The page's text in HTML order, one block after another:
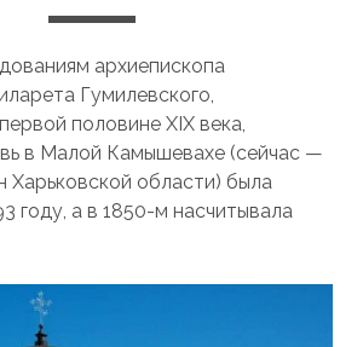
архиепископа
Гумилевского,
половине XIX века,
в Малой Камышевахе (сейчас —
Харьковской области) была
году, а в 1850-м насчитывала